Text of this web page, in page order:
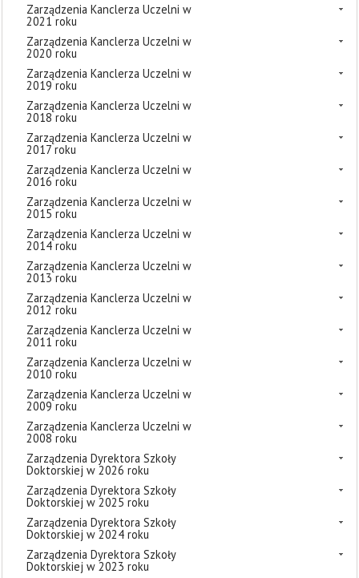
Zarządzenia Kanclerza Uczelni w
2021 roku
Zarządzenia Kanclerza Uczelni w
2020 roku
Zarządzenia Kanclerza Uczelni w
2019 roku
Zarządzenia Kanclerza Uczelni w
2018 roku
Zarządzenia Kanclerza Uczelni w
2017 roku
Zarządzenia Kanclerza Uczelni w
2016 roku
Zarządzenia Kanclerza Uczelni w
2015 roku
Zarządzenia Kanclerza Uczelni w
2014 roku
Zarządzenia Kanclerza Uczelni w
2013 roku
Zarządzenia Kanclerza Uczelni w
2012 roku
Zarządzenia Kanclerza Uczelni w
2011 roku
Zarządzenia Kanclerza Uczelni w
2010 roku
Zarządzenia Kanclerza Uczelni w
2009 roku
Zarządzenia Kanclerza Uczelni w
2008 roku
Zarządzenia Dyrektora Szkoły
Doktorskiej w 2026 roku
Zarządzenia Dyrektora Szkoły
Doktorskiej w 2025 roku
Zarządzenia Dyrektora Szkoły
Doktorskiej w 2024 roku
Zarządzenia Dyrektora Szkoły
Doktorskiej w 2023 roku